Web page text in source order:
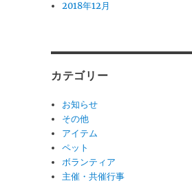
2018年12月
カテゴリー
お知らせ
その他
アイテム
ペット
ボランティア
主催・共催行事